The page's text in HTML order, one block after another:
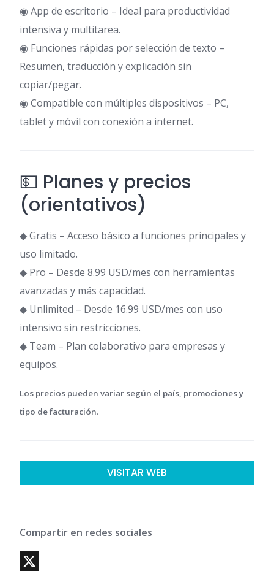
◉ App de escritorio – Ideal para productividad
intensiva y multitarea.
◉ Funciones rápidas por selección de texto –
Resumen, traducción y explicación sin
copiar/pegar.
◉ Compatible con múltiples dispositivos – PC,
tablet y móvil con conexión a internet.
💵 Planes y precios
(orientativos)
◆ Gratis – Acceso básico a funciones principales y
uso limitado.
◆ Pro – Desde 8.99 USD/mes con herramientas
avanzadas y más capacidad.
◆ Unlimited – Desde 16.99 USD/mes con uso
intensivo sin restricciones.
◆ Team – Plan colaborativo para empresas y
equipos.
Los precios pueden variar según el país, promociones y
tipo de facturación.
VISITAR WEB
Compartir en redes sociales